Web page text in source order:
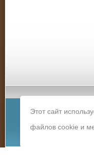
Этот сайт
файлов cookie и